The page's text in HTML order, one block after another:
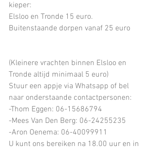
kieper:
Elsloo en Tronde 15 euro.
Buitenstaande dorpen vanaf 25 euro
(Kleinere vrachten binnen Elsloo en
Tronde altijd minimaal 5 euro)
Stuur een appje via Whatsapp of bel
naar onderstaande contactpersonen:
-Thom Eggen: 06-15686794
-Mees Van Den Berg: 06-24255235
-Aron Oenema: 06-40099911
U kunt ons bereiken na 18.00 uur en in